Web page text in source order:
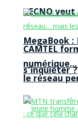
TECNO
MegaBook :
s’inquiéter ?
CAMTEL
le réseau